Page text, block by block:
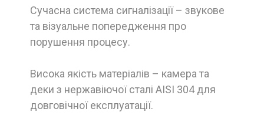
Сучасна система сигналізації – звукове
та візуальне попередження про
порушення процесу.
Висока якість матеріалів – камера та
деки з нержавіючої сталі AISI 304 для
довговічної експлуатації.